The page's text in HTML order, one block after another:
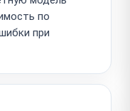
по
при